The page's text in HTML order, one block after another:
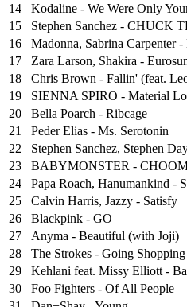
14
Kodaline - We Were Only
15
Stephen Sanchez - CHUCK
16
Madonna, Sabrina Carpenter
17
Zara Larson, Shakira -
18
Chris Brown - Fallin' (feat.
19
SIENNA SPIRO - Material
20
Bella Poarch - Ribcage
21
Peder Elias - Ms. Serotonin
22
Stephen Sanchez, Stephen
23
BABYMONSTER -
24
Papa Roach, Hanumankind -
25
⁠Calvin Harris, Jazzy - Satisfy
26
Blackpink - GO
27
Anyma - Beautiful (with Joji)
28
The Strokes - Going Shopping
29
Kehlani feat. Missy Elliott -
30
Foo Fighters - Of All People